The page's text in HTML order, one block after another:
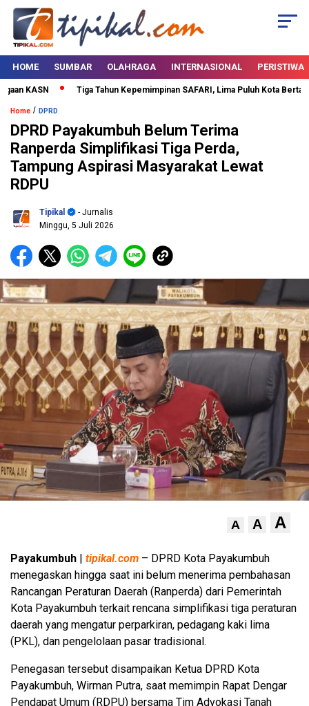
HOME SUMBAR OLAHRAGA INTERNASIONAL PERISTIWA
KASN Tiga Tahun Kepemimpinan SAFARI, Lima Puluh Kota Bertabur
Home / DPRD
DPRD Payakumbuh Belum Terima
Ranperda Simplifikasi Tiga Perda,
Tampung Aspirasi Masyarakat Lewat
RDPU
Tipikal
- Jurnalis
Minggu, 5 Juli 2026
A A A
Payakumbuh tipikal.com – DPRD Kota Payakumbuh
menegaskan hingga saat ini belum menerima pembahasan
Rancangan Peraturan Daerah (Ranperda) dari Pemerintah
Kota Payakumbuh terkait rencana simplifikasi tiga peraturan
daerah yang mengatur perparkiran, pedagang kaki lima
(PKL), dan pengelolaan pasar tradisional.
Penegasan tersebut disampaikan Ketua DPRD Kota
Payakumbuh, Wirman Putra, saat memimpin Rapat Dengar
Pendapat Umum (RDPU) bersama Tim Advokasi Tanah